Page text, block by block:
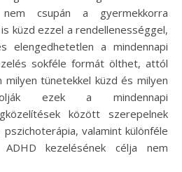
csupán a gyermekkorra
küzd ezzel a rendellenességgel,
elengedhetetlen a mindennapi
sokféle formát ölthet, attól
tünetekkel küzd és milyen
ezek a mindennapi
között szerepelnek
valamint különféle
ADHD kezelésének célja nem